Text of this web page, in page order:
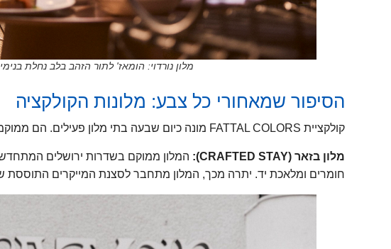
מלון נורדוי: הומאז' לתור הזהב בלב נחלת
הסיפור שמאחורי כל צבע: מלונות הקולקציה
קולקציית FATTAL COLORS מונה כיום שבעה בתי מלון פעילים. הם ממוקמים בלב הסצנה העירונית של תל אביב וירושלים:
מלון בזאר (CRAFTED STAY):
המלון ממוקם בשדרות ירושלים
חומרים ומלאכת יד. יתרה מכך, המלון מתחבר לסצנת המייקרים